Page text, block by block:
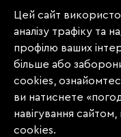
«Судовий
абзацу.
заборона на
(передрук,
інше
Матеріали з
Цей сайт
аналізу трафіку та
профілю ваших
більше або
cookies,
ви натиснете
навігування
cookies.